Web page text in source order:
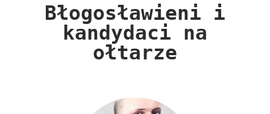
Błogosławieni i
kandydaci na
ołtarze​